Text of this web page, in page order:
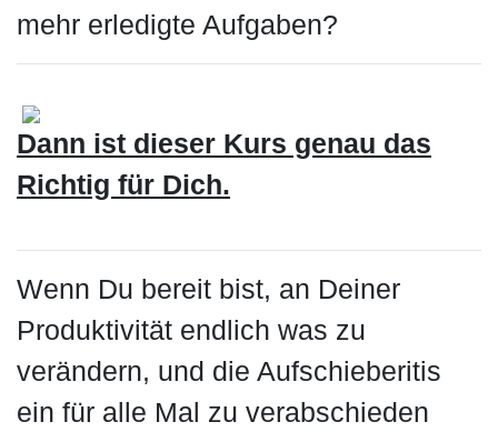
mehr erledigte Aufgaben?
Dann ist dieser Kurs genau das
Richtig für Dich.
Wenn Du bereit bist, an Deiner
Produktivität endlich was zu
verändern, und die Aufschieberitis
ein für alle Mal zu verabschieden